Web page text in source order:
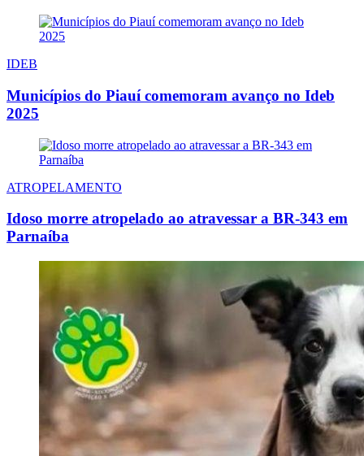
IDEB
Municípios do Piauí comemoram avanço no Ideb
2025
ATROPELAMENTO
Idoso morre atropelado ao atravessar a BR-343 em
Parnaíba